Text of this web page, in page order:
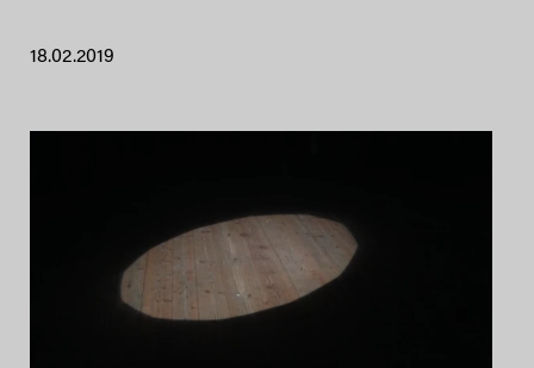
18.02.2019